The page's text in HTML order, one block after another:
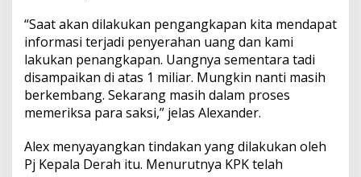
“Saat akan dilakukan pengangkapan kita mendapat
informasi terjadi penyerahan uang dan kami
lakukan penangkapan. Uangnya sementara tadi
disampaikan di atas 1 miliar. Mungkin nanti masih
berkembang. Sekarang masih dalam proses
memeriksa para saksi,” jelas Alexander.
Alex menyayangkan tindakan yang dilakukan oleh
Pj Kepala Derah itu. Menurutnya KPK telah